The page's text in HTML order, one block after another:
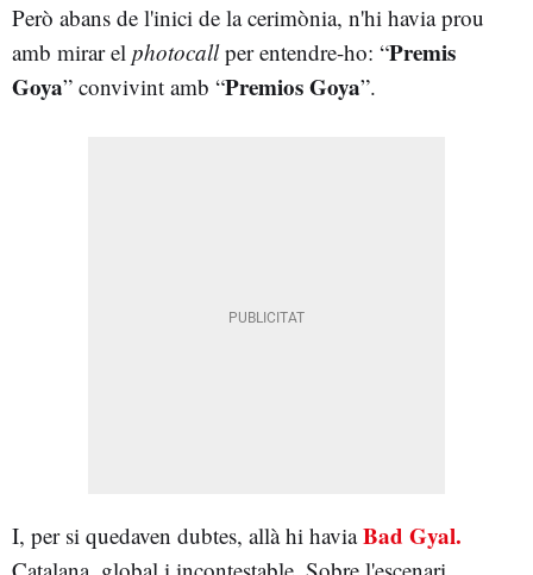
Però abans de l'inici de la cerimònia, n'hi havia prou
amb mirar el photocallper entendre-ho: “Premis
Goya” convivint amb “Premios Goya”.
I, per si quedaven dubtes, allà hi haviaBad Gyal.